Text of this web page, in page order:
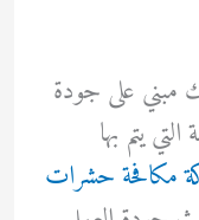
مبني على جودة
يتم بها
مكافحة حشرات